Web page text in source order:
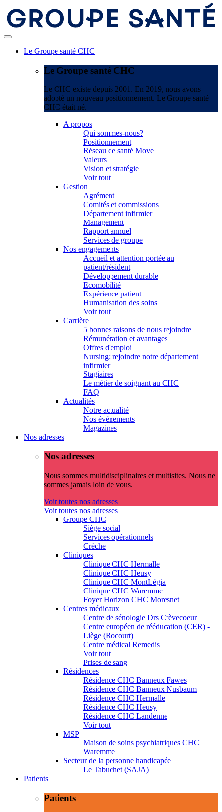
Le Groupe santé CHC
Le Groupe santé CHC
Le CHC existe depuis 2001. En 2019, nous avons
adopté un nouveau positionnement. Le Groupe santé
CHC était né.
A propos
Qui sommes-nous?
Positionnement
Réseau de santé Move
Valeurs
Vision et stratégie
Voir tout
Gestion
Agrément
Comités et commissions
Département infirmier
Management
Rapport annuel
Services de groupe
Nos engagements
Accueil et attention portée au
patient/résident
Développement durable
Ecomobilité
Expérience patient
Humanisation des soins
Voir tout
Carrière
5 bonnes raisons de nous rejoindre
Rémunération et avantages
Offres d'emploi
Nursing: rejoindre notre département
infirmier
Stagiaires
Le métier de soignant au CHC
FAQ
Actualités
Notre actualité
Nos événements
Magazines
Nos adresses
Nos adresses
Nous sommes multidisciplinaires et multisites. Nous ne
sommes jamais loin de vous.
Voir toutes nos adresses
Voir toutes nos adresses
Groupe CHC
Siège social
Services opérationnels
Crèche
Cliniques
Clinique CHC Hermalle
Clinique CHC Heusy
Clinique CHC MontLégia
Clinique CHC Waremme
Foyer Horizon CHC Moresnet
Centres médicaux
Centre de sénologie Drs Crèvecoeur
Centre européen de rééducation (CER) -
Liège (Rocourt)
Centre médical Remedis
Voir tout
Prises de sang
Résidences
Résidence CHC Banneux Fawes
Résidence CHC Banneux Nusbaum
Résidence CHC Hermalle
Résidence CHC Heusy
Résidence CHC Landenne
Voir tout
MSP
Maison de soins psychiatriques CHC
Waremme
Secteur de la personne handicapée
Le Tabuchet (SAJA)
Patients
Patients